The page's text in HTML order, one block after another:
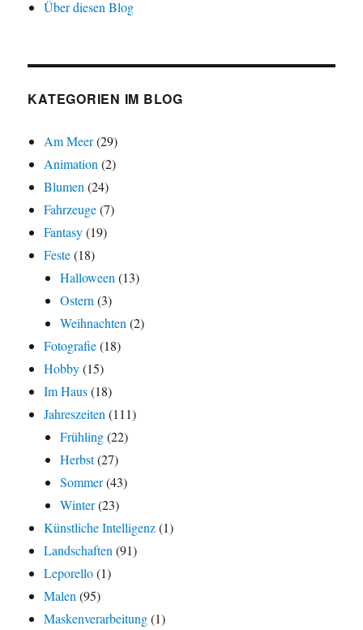
Über diesen Blog
KATEGORIEN IM BLOG
Am Meer(29)
Animation (2)
Blumen (24)
Fahrzeuge(7)
Fantasy(19)
Feste(18)
Halloween (13)
Ostern (3)
Weihnachten (2)
Fotografie(18)
Hobby(15)
Im Haus(18)
Jahreszeiten (111)
Frühling(22)
Herbst(27)
Sommer(43)
Winter(23)
Künstliche Intelligenz(1)
Landschaften (91)
Leporello(1)
Malen (95)
Maskenverarbeitung(1)